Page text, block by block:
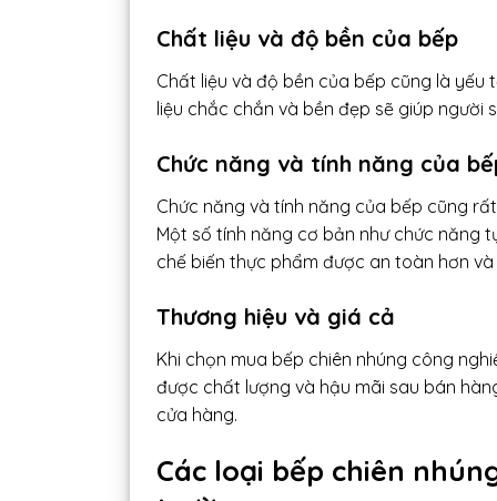
Chất liệu và độ bền của bếp
Chất liệu và độ bền của bếp cũng là
liệu chắc chắn và bền đẹp sẽ giúp người
Chức năng và tính năng của
Chức năng và tính năng của bếp cũng
Một số tính năng cơ bản như chức năng
chế biến thực phẩm được an toàn hơn
Thương hiệu và giá cả
Khi chọn mua bếp chiên nhúng công
được chất lượng và hậu mãi sau bán
cửa hàng.
Các loại bếp chiên